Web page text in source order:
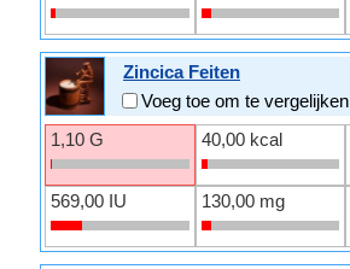
Zincica Feiten
Voeg toe om te vergelijken
1,10 G
40,00 kcal
569,00 IU 130,00 mg